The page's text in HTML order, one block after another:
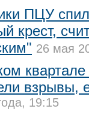
ПЦУ
крест,
26 мая
взрывы,
19:15